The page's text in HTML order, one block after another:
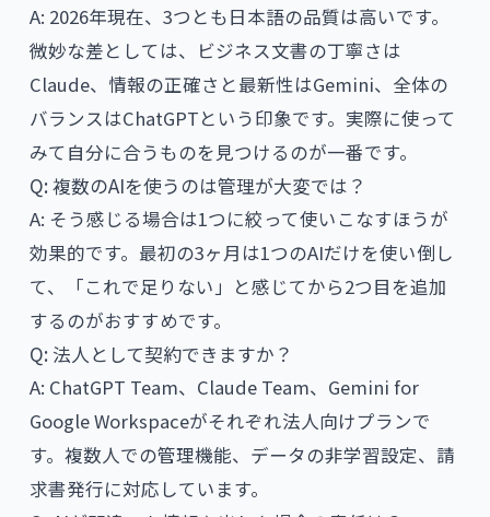
A: 2026年現在、3つとも日本語の品質は高いです。
微妙な差としては、ビジネス文書の丁寧さは
Claude、情報の正確さと最新性はGemini、全体の
バランスはChatGPTという印象です。実際に使って
みて自分に合うものを見つけるのが一番です。
Q: 複数のAIを使うのは管理が大変では？
A: そう感じる場合は1つに絞って使いこなすほうが
効果的です。最初の3ヶ月は1つのAIだけを使い倒し
て、「これで足りない」と感じてから2つ目を追加
するのがおすすめです。
Q: 法人として契約できますか？
A: ChatGPT Team、Claude Team、Gemini for
Google Workspaceがそれぞれ法人向けプランで
す。複数人での管理機能、データの非学習設定、請
求書発行に対応しています。